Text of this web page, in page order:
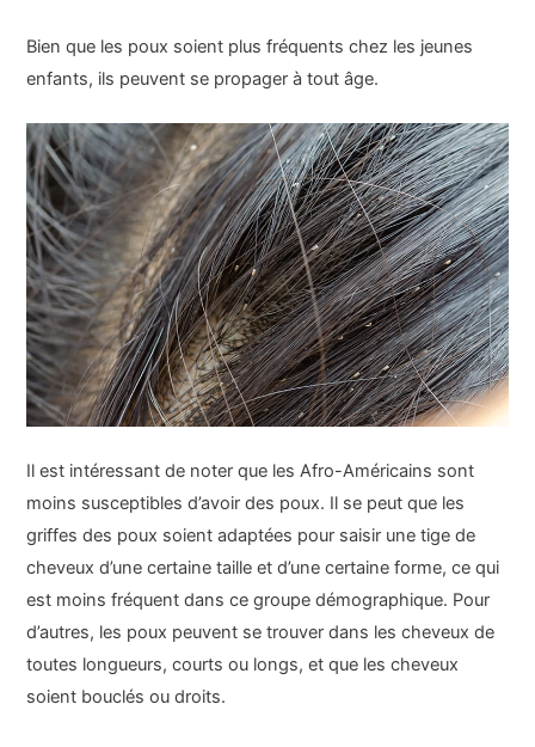
Bien que les poux soient plus fréquents chez les jeunes
enfants, ils peuvent se propager à tout âge.
Il est intéressant de noter que les Afro-Américains sont
moins susceptibles d’avoir des poux. Il se peut que les
griffes des poux soient adaptées pour saisir une tige de
cheveux d’une certaine taille et d’une certaine forme, ce qui
est moins fréquent dans ce groupe démographique. Pour
d’autres, les poux peuvent se trouver dans les cheveux de
toutes longueurs, courts ou longs, et que les cheveux
soient bouclés ou droits.